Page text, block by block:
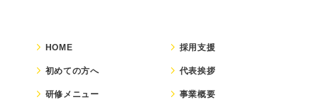
HOME
初めての方へ
研修メニュー
採用支援
代表挨拶
事業概要